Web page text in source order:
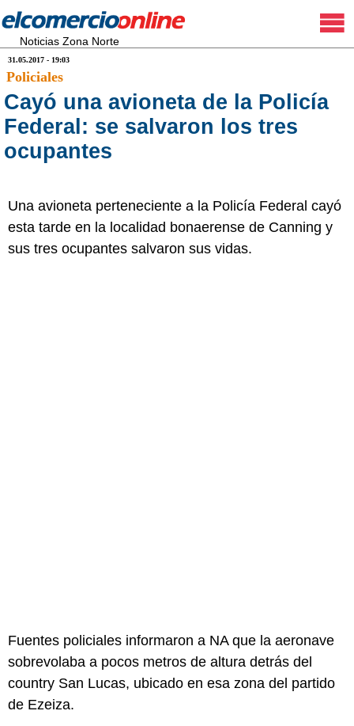
Noticias Zona Norte
31.05.2017 - 19:03
Policiales
Cayó una avioneta de la Policía
Federal: se salvaron los tres
ocupantes
Una avioneta perteneciente a la Policía Federal cayó
esta tarde en la localidad bonaerense de Canning y
sus tres ocupantes salvaron sus vidas.
Fuentes policiales informaron a NA que la aeronave
sobrevolaba a pocos metros de altura detrás del
country San Lucas, ubicado en esa zona del partido
de Ezeiza.